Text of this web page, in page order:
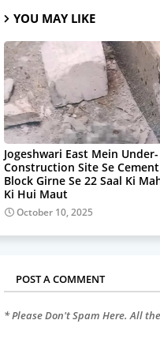
YOU MAY LIKE
Jogeshwari East Mein Under-
Construction Site Se Cement
Block Girne Se 22 Saal Ki
Ki Hui Maut
October 10, 2025
POST A COMMENT
* Please Don't Spam Here. All